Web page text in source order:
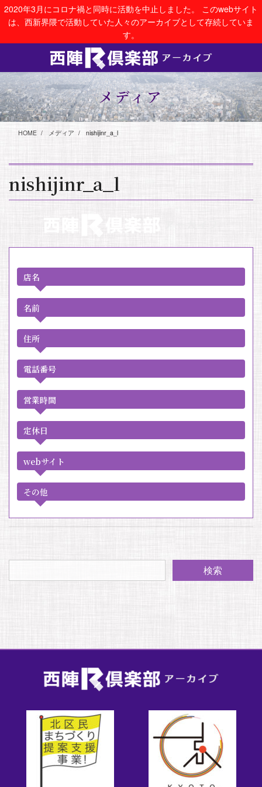
コ
ン
移
動
ナ
ー
ン
に
移
動
2020年3月にコロナ禍と同時に活動を中止しました。 このwebサイト
は、西新界隈で活動していた人々のアーカイブとして存続していま
す。
メディア
HOME メディア nishijinr_a_l
nishijinr_a_l
店名
名前
住所
電話番号
営業時間
定休日
webサイト
その他